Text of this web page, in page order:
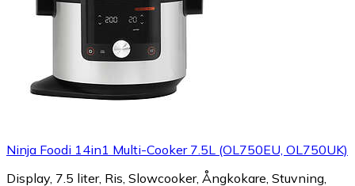
Ninja Foodi 14in1 Multi-Cooker 7.5L (OL750EU, OL750UK)
Display, 7.5 liter, Ris, Slowcooker, Ångkokare, Stuvning,